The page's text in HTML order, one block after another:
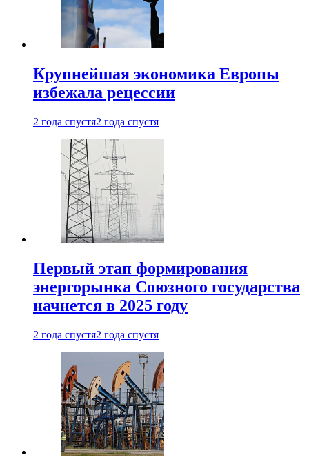
Крупнейшая экономика Европы
избежала рецессии
2 года спустя2 года спустя
Первый этап формирования
энергорынка Союзного государства
начнется в 2025 году
2 года спустя2 года спустя